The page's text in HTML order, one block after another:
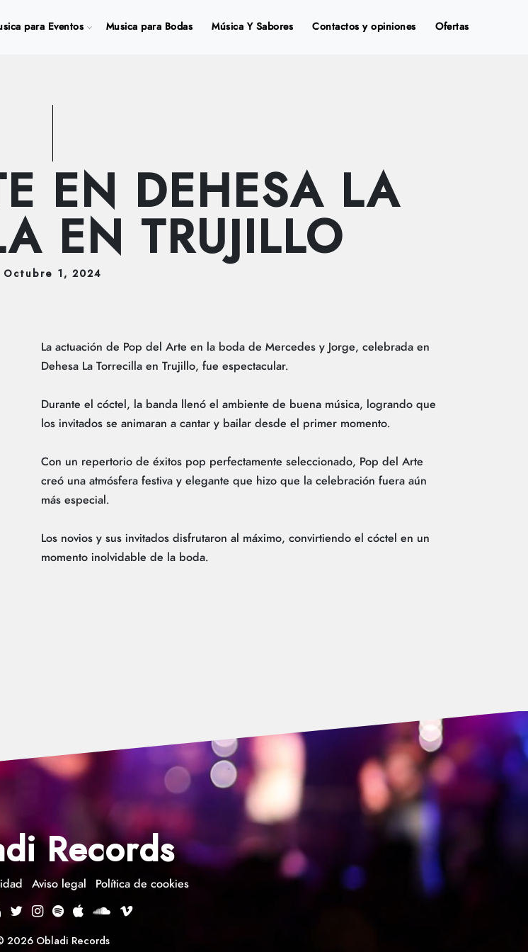
para Eventos Musica para Bodas Música Y Sabores Contactos y opiniones Ofertas
EN DEHESA LA
EN TRUJILLO
Octubre 1, 2024
La actuación de Pop del Arte en la boda de Mercedes y Jorge, celebrada en
Dehesa La Torrecilla en Trujillo, fue espectacular.
Durante el cóctel, la banda llenó el ambiente de buena música, logrando que
los invitados se animaran a cantar y bailar desde el primer momento.
Con un repertorio de éxitos pop perfectamente seleccionado, Pop del Arte
creó una atmósfera festiva y elegante que hizo que la celebración fuera aún
más especial.
Los novios y sus invitados disfrutaron al máximo, convirtiendo el cóctel en un
momento inolvidable de la boda.
Records
Aviso legal Política de cookies
2026 Obladi Records